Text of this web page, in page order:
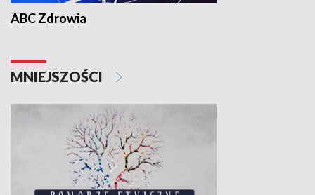
ABC Zdrowia
MNIEJSZOŚCI